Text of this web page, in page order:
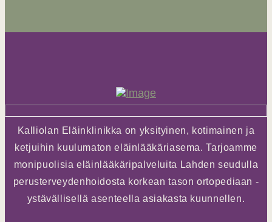
Kalliolan Eläinklinikka on yksityinen, kotimainen ja
ketjuihin kuulumaton eläinlääkäriasema. Tarjoamme
monipuolisia eläinlääkäripalveluita Lahden seudulla
perusterveydenhoidosta korkean tason ortopediaan -
ystävällisellä asenteella asiakasta kuunnellen.